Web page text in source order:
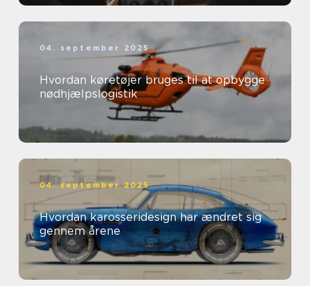
04. september 2025
Hvordan køretøjer bruges til at opbygge
nødhjælpslogistik
04. september 2025
Hvordan karosseridesign har ændret sig
gennem årene